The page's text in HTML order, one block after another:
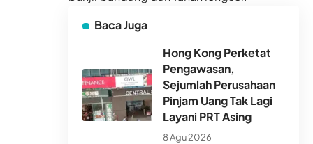
Baca Juga
Hong Kong Perketat
Pengawasan,
Sejumlah Perusahaan
Pinjam Uang Tak Lagi
Layani PRT Asing
8 Agu 2026